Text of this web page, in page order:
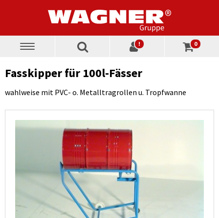
Toggle
! 0
Fasskipper für 100l-Fässer
wahlweise mit PVC- o. Metalltragrollen u. Tropfwanne